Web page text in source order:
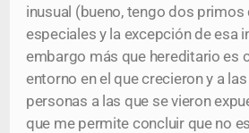
inusual (bueno, tengo dos primos
especiales y la excepción de esa
embargo más que hereditario es
entorno en el que crecieron y a
personas a las que se vieron
que me permite concluir que no